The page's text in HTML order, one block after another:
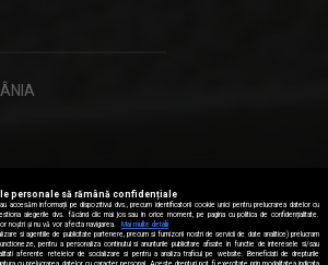
personale să rămână confidențiale
accesăm informații pe dispozitivul dvs., precum identificatorii cookie unici pentru prelucrarea datelor cu
alegerile dvs. făcând clic mai jos sau în orice moment, pe pagina cu politica de confidențialitate.
noștri și nu vă vor afecta navigarea.
Mai multe detalii
si agentiile de publicitate partenere, precum si furnizorii nostri de servicii de date analitice) prelucram
pentru a personaliza continutul si anunturile publicitare afisate in functie de interesele si/sau
aferente retelelor de socializare si pentru a analiza traficul pe website. Beneficiati de drepturile